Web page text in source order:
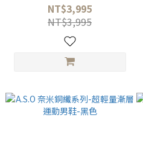
NT$3,995
NT$3,995